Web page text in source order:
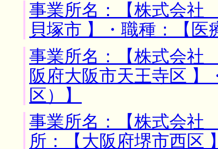
事業所名：【株式会
貝塚市 】・職種：【
事業所名：【株式会
阪府大阪市天王寺区 】
区）】
事業所名：【株式会
所：【大阪府堺市西区